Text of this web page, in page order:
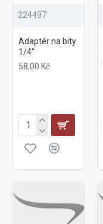
224497
Adaptér na bity
1/4"
58,00 Kč